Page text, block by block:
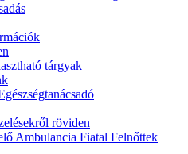
tárgyak
röviden
Ambulancia Fiatal Felnőttek